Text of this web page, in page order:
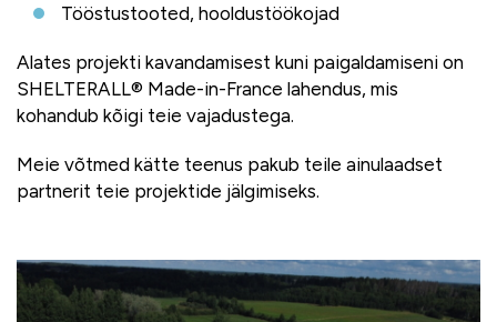
Tööstustooted, hooldustöökojad
Alates projekti kavandamisest kuni paigaldamiseni on
SHELTERALL® Made-in-France lahendus, mis
kohandub kõigi teie vajadustega.
Meie võtmed kätte teenus pakub teile ainulaadset
partnerit teie projektide jälgimiseks.